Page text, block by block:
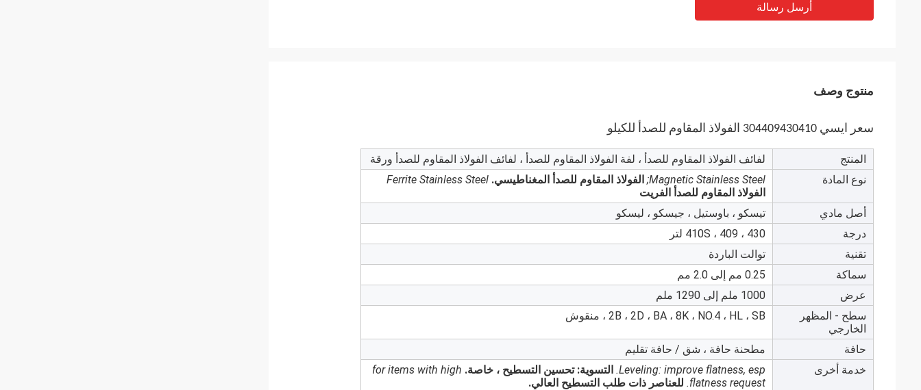
أرسل رسالة
منتوج وصف
سعر ايسي 304409430410 الفولاذ المقاوم للصدأ للكيلو
المنتج
لفائف الفولاذ المقاوم للصدأ ، لفة الفولاذ المقاوم للصدأ ، لفائف الفولاذ المقاوم للصدأ ورقة
نوع المادة
Magnetic Stainless Steel; الفولاذ المقاوم للصدأ المغناطيسي. Ferrite Stainless Steel
الفولاذ المقاوم للصدأ الفريت
أصل مادي
تيسكو ، باوستيل ، جيسكو ، ليسكو
درجة
430 ، 410S ، 409 لتر
تقنية
توالت الباردة
سماكة
0.25 مم إلى 2.0 مم
عرض
1000 ملم إلى 1290 ملم
سطح - المظهر
الخارجي
2B ، 2D ، BA ، 8K ، NO.4 ، HL ، SB ، منقوش
حافة
مطحنة حافة ، شق / حافة تقليم
خدمة أخرى
Leveling: improve flatness, esp. التسوية: تحسين التسطيح ، خاصة. for items with high
flatness request. للعناصر ذات طلب التسطيح العالي.